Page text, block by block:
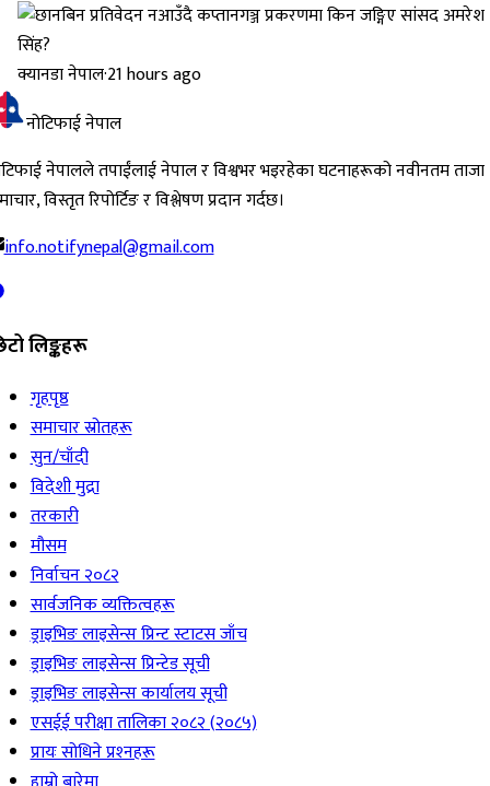
क्यानडा नेपाल·21 hours ago
नोटिफाई नेपाल
नेपालले तपाईंलाई नेपाल र विश्वभर भइरहेका घटनाहरूको नवीनतम ताजा
विस्तृत रिपोर्टिङ र विश्लेषण प्रदान गर्दछ।
info.notifynepal@gmail.com
लिङ्कहरू
गृहपृष्ठ
समाचार स्रोतहरू
सुन/चाँदी
विदेशी मुद्रा
तरकारी
मौसम
निर्वाचन २०८२
सार्वजनिक व्यक्तित्वहरू
ड्राइभिङ लाइसेन्स प्रिन्ट स्टाटस जाँच
ड्राइभिङ लाइसेन्स प्रिन्टेड सूची
ड्राइभिङ लाइसेन्स कार्यालय सूची
एसईई परीक्षा तालिका २०८२ (२०८५)
प्रायः सोधिने प्रश्‍नहरू